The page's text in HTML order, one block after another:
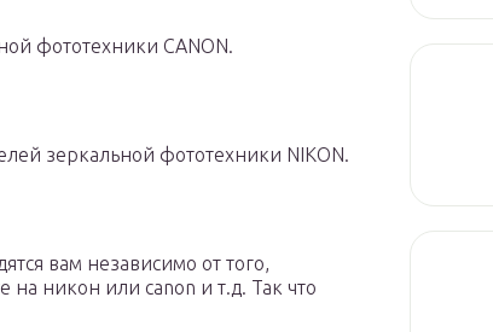
фототехники CANON.
зеркальной фототехники NIKON.
вам независимо от того,
на никон или canon и т.д. Так что